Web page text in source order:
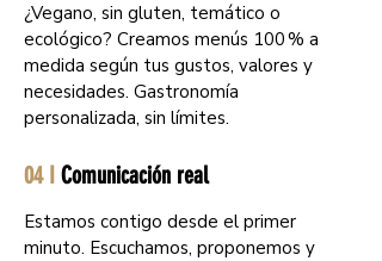
¿Vegano, sin gluten, temático o
ecológico? Creamos menús 100 % a
medida según tus gustos, valores y
necesidades. Gastronomía
personalizada, sin límites.
04 I Comunicación real
Estamos contigo desde el primer
minuto. Escuchamos, proponemos y